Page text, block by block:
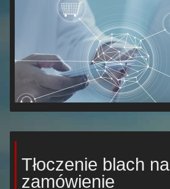
Tłoczenie blach na
zamówienie